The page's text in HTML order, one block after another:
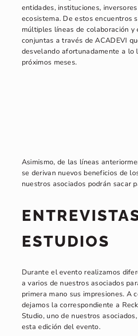
entidades, instituciones,
ecosistema. De estos encuentros
múltiples líneas de colaboración y
conjuntas a través de ACADEVI
desvelando afortunadamente a lo
próximos meses.
Asimismo, de las líneas
se derivan nuevos beneficios de
nuestros asociados podrán sacar
ESTUDIOS
Durante el evento realizamos
a varios de nuestros asociados
primera mano sus impresiones. A
dejamos la correspondiente a
Studio, uno de nuestros
esta edición del evento.